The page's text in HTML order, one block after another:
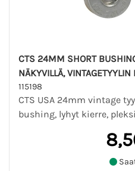
CTS 24MM SHORT
NÄKYVILLÄ, VINTAGETYYLIN
115198
CTS USA 24mm vintage
bushing, lyhyt kierre,